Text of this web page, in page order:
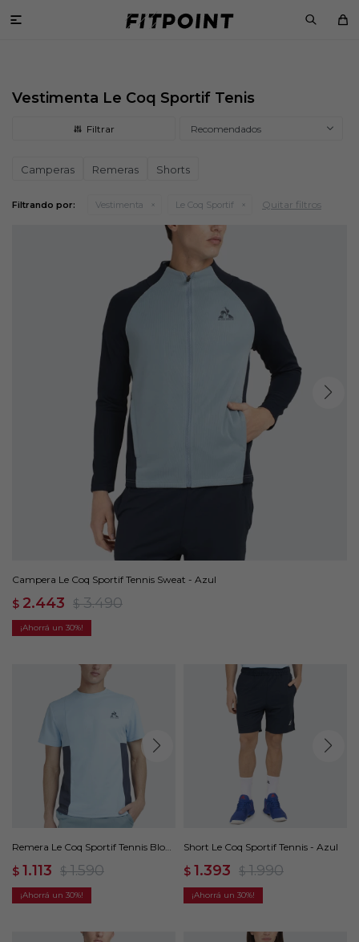

Vestimenta Le Coq Sportif Tenis
Recomendados
Camperas Remeras Shorts
Filtrando por: Vestimenta Le Coq Sportif Quitar filtros
Campera Le Coq Sportif Tennis Sweat - Azul
$ 2.443 $ 3.490
30
Remera Le Coq Sportif Tennis Block
$ 1.113 $ 1.590
30
Short Le Coq Sportif Tennis - Azul
$ 1.393 $ 1.990
30